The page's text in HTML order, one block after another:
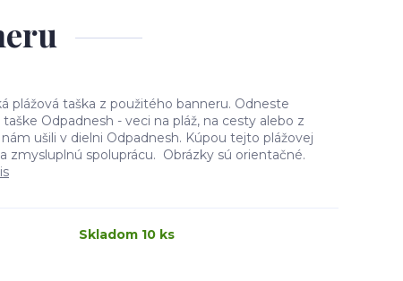
plážová taška z použitého banneru. Odneste
Odpadnesh - veci na pláž, na cesty alebo z
ušili v dielni Odpadnesh. Kúpou tejto plážovej
zmysluplnú spoluprácu. Obrázky sú orientačné.
Skladom 10 ks